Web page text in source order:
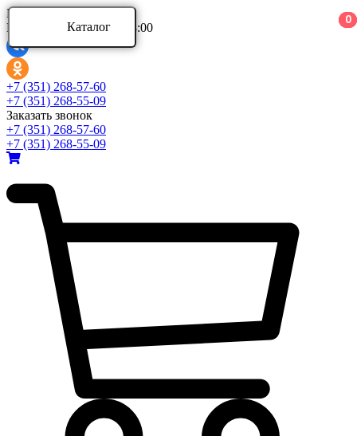
Ваш город:
Режим работы: 9:00 - 18:00
+7 (351) 268-57-60
+7 (351) 268-55-09
Заказать звонок
+7 (351) 268-57-60
+7 (351) 268-55-09
0
0
0
Каталог
Каталог
Аксессуары для ванной комнаты
Аксессуары для ванной комнаты Aquatek
Аксессуары для ванной комнаты Azario
Аксессуары для ванной комнаты BERGES
Развернуть (4)
Ванны и комплектующие
Ванны акриловые
Ванны асимметричные
Ванны стальные
(5)
Водонагреватели
Газовые водонагреватели
Электрические водонагреватели накопительные